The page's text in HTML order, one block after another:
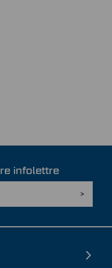
infolettre